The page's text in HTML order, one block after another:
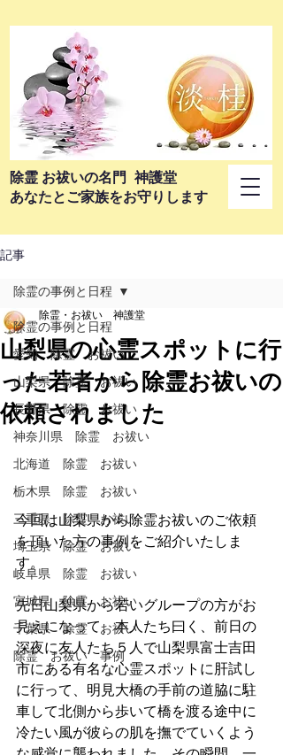
​除霊 お祓いの名門 神護堂
あなたとご家族をお守りします
記事
除霊の事例と日程
愛知 除霊 お祓い
山梨県 除霊 お祓い
長野県 除霊 お祓い
神奈川県 除霊 お祓い
北海道 除霊 お祓い
栃木県 除霊 お祓い
三重県 除霊 お祓い
埼玉県 除霊 お祓い
岐阜県 除霊 お祓い
宮城県 除霊 お祓い
千葉県 除霊 お祓い
除霊 お祓い 事例
除霊の事例と日程
山梨県の心霊スポットに行
った若者から除霊お祓いの
依頼されました
除霊・お祓い 神護堂
今回は山梨県から除霊お祓いのご依頼
を頂いた方の事例をご紹介いたしま
す。
先日山梨県から若いグループの方がお
見えになって、本人たち曰く、前日の
深夜に友人たち５人で山梨県富士吉田
市にある有名な心霊スポットに肝試し
に行って、明見大橋の手前の道脇に駐
車して北側から歩いて橋を渡る途中に
冷たい風が彼らの肌を撫でていくよう